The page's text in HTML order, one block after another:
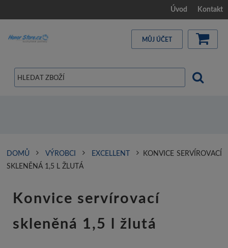
Úvod Kontakt
MŮJ ÚČET
DOMŮ VÝROBCI EXCELLENT
KONVICE SERVÍROVACÍ
SKLENĚNÁ 1,5 L ŽLUTÁ
Konvice servírovací
skleněná 1,5 l žlutá